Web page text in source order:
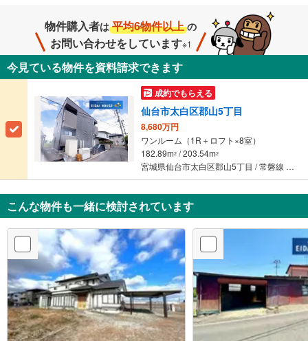
物件購入者は 平均6物件以上 の
お問い合わせをしています※1
今見ている物件を資料請求できます
成約でもらえる
仙台市太白区郡山5丁目
8,680万円
ワンルーム（1R＋ロフト×8室）
182.89m2 / 203.54m2
宮城県仙台市太白区郡山5丁目 / 常磐線 「太子堂」駅 徒歩12分
こんな物件も一緒に検討されています